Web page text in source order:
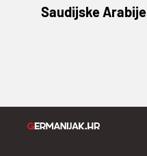
Saudijske Arabije